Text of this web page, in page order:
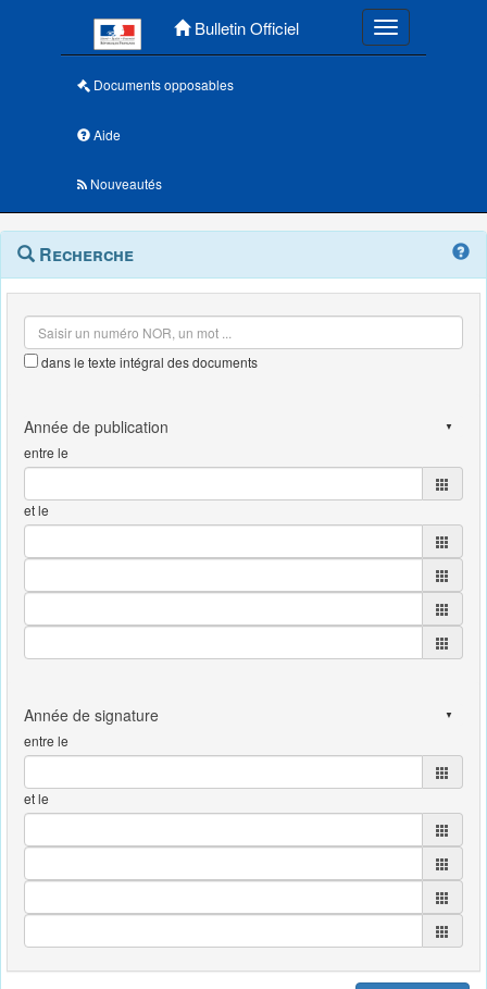
Bulletin Officiel Toggle
Documents opposables
Aide
Nouveautés
Navigation
outils
Menu
contextuel
Recherche
dans le texte intégral des documents
entre le
et le
entre le
et le